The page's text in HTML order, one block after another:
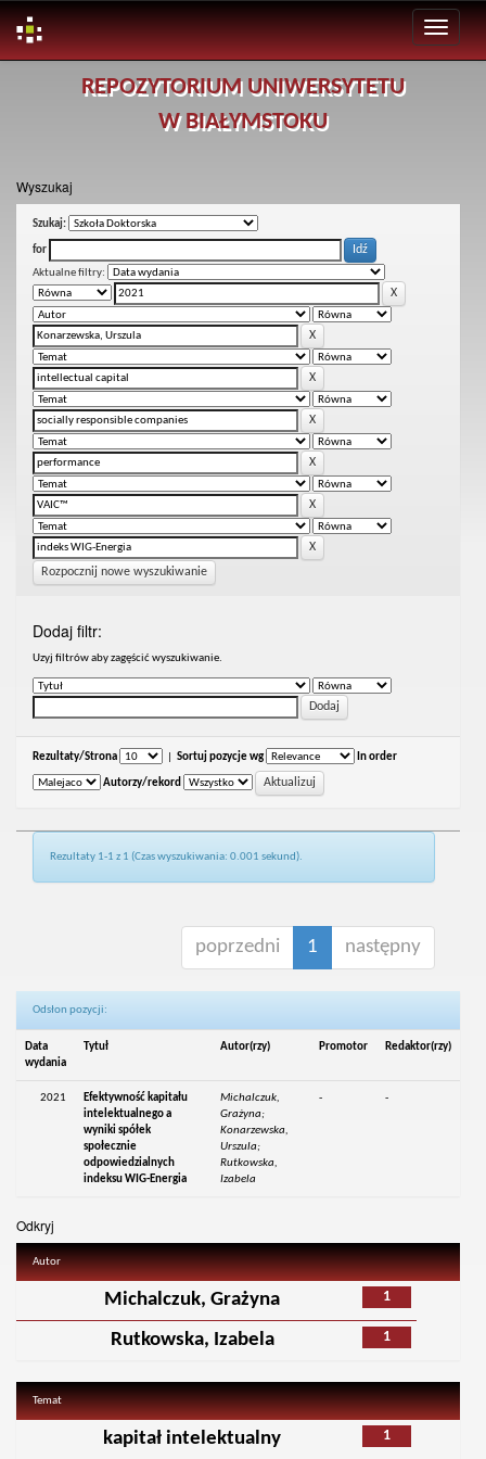
REPOZYTORIUM UNIWERSYTETU
W BIAŁYMSTOKU
Wyszukaj
Szukaj:
for
Aktualne filtry:
Rozpocznij nowe wyszukiwanie
Dodaj filtr:
Uzyj filtrów aby zagęścić wyszukiwanie.
Rezultaty/Strona Sortuj pozycje wg In order
Autorzy/rekord
Rezultaty 1-1 z 1 (Czas wyszukiwania: 0.001 sekund).
poprzedni 1 następny
Odsłon pozycji:
Data
wydania
Tytuł Autor(rzy) Promotor Redaktor(rzy)
2021
Efektywność kapitału
intelektualnego a
wyniki spółek
społecznie
odpowiedzialnych
indeksu WIG-Energia
Michalczuk,
Grażyna;
Konarzewska,
Urszula;
Rutkowska,
Izabela
- -
Odkryj
Autor
1
Michalczuk, Grażyna
1
Rutkowska, Izabela
Temat
1
kapitał intelektualny